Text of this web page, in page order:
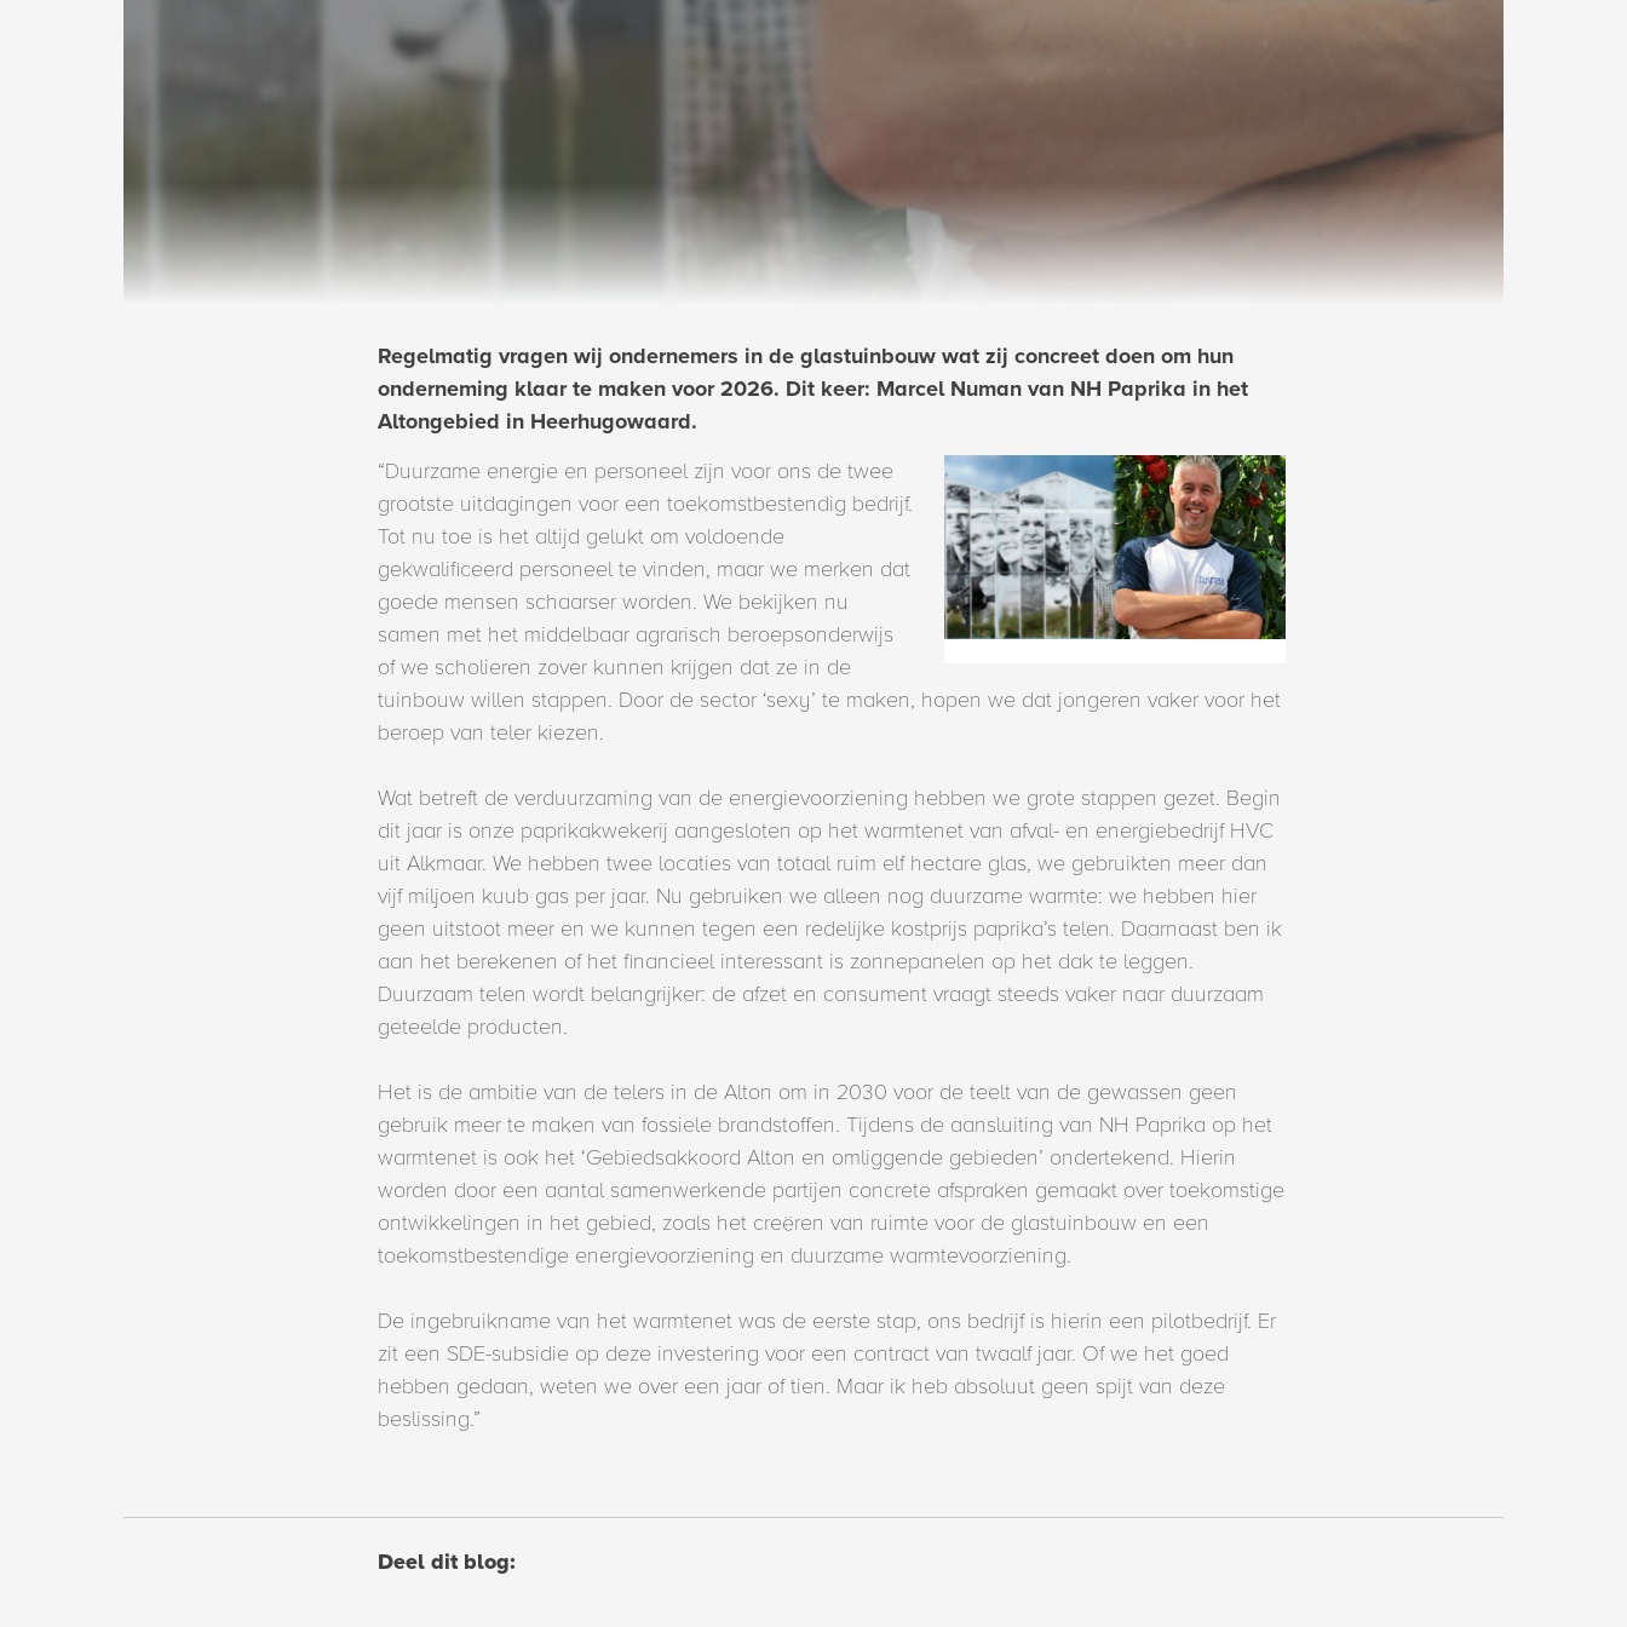
Regelmatig vragen wij ondernemers in de glastuinbouw wat zij concreet doen om hun
onderneming klaar te maken voor 2026. Dit keer: Marcel Numan van NH Paprika in het
Altongebied in Heerhugowaard.
“Duurzame energie en personeel zijn voor ons de twee
grootste uitdagingen voor een toekomstbestendig bedrijf.
Tot nu toe is het altijd gelukt om voldoende
gekwalificeerd personeel te vinden, maar we merken dat
goede mensen schaarser worden. We bekijken nu
samen met het middelbaar agrarisch beroepsonderwijs
of we scholieren zover kunnen krijgen dat ze in de
tuinbouw willen stappen. Door de sector ‘sexy’ te maken, hopen we dat jongeren vaker voor het
beroep van teler kiezen.
Wat betreft de verduurzaming van de energievoorziening hebben we grote stappen gezet. Begin
dit jaar is onze paprikakwekerij aangesloten op het warmtenet van afval- en energiebedrijf HVC
uit Alkmaar. We hebben twee locaties van totaal ruim elf hectare glas, we gebruikten meer dan
vijf miljoen kuub gas per jaar. Nu gebruiken we alleen nog duurzame warmte: we hebben hier
geen uitstoot meer en we kunnen tegen een redelijke kostprijs paprika’s telen. Daarnaast ben ik
aan het berekenen of het financieel interessant is zonnepanelen op het dak te leggen.
Duurzaam telen wordt belangrijker: de afzet en consument vraagt steeds vaker naar duurzaam
geteelde producten.
Het is de ambitie van de telers in de Alton om in 2030 voor de teelt van de gewassen geen
gebruik meer te maken van fossiele brandstoffen. Tijdens de aansluiting van NH Paprika op het
warmtenet is ook het ‘Gebiedsakkoord Alton en omliggende gebieden’ ondertekend. Hierin
worden door een aantal samenwerkende partijen concrete afspraken gemaakt over toekomstige
ontwikkelingen in het gebied, zoals het creëren van ruimte voor de glastuinbouw en een
toekomstbestendige energievoorziening en duurzame warmtevoorziening.
De ingebruikname van het warmtenet was de eerste stap, ons bedrijf is hierin een pilotbedrijf. Er
zit een SDE-subsidie op deze investering voor een contract van twaalf jaar. Of we het goed
hebben gedaan, weten we over een jaar of tien. Maar ik heb absoluut geen spijt van deze
beslissing.”
Deel dit blog: